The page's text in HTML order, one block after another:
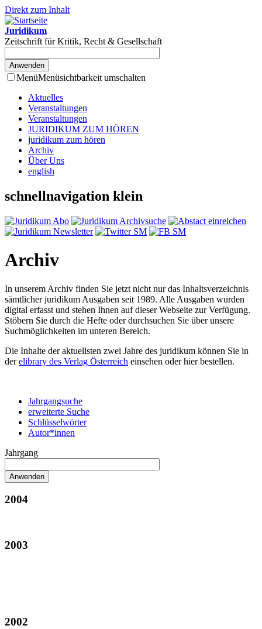
Direkt zum Inhalt
Juridikum
Zeitschrift für Kritik, Recht & Gesellschaft
MenüMenüsichtbarkeit umschalten
Aktuelles
Veranstaltungen
Veranstaltungen
JURIDIKUM ZUM HÖREN
juridikum zum hören
Archiv
Über Uns
english
schnellnavigation klein
Archiv
In unserem Archiv finden Sie jetzt nicht nur das Inhaltsverzeichnis
sämtlicher juridikum Ausgaben seit 1989. Alle Ausgaben wurden
digital erfasst und stehen Ihnen auf dieser Webseite zur Verfügung.
Stöbern Sie durch die Hefte oder durchsuchen Sie über unsere
Suchmöglichkeiten im unteren Bereich.
Die Inhalte der aktuellsten zwei Jahre des juridikum können Sie in
derelibrary des Verlag Österreich einsehen oder hier bestellen.
Jahrgangsuche
erweiterte Suche
Schlüsselwörter
Autor*innen
Jahrgang
2004
2003
2002